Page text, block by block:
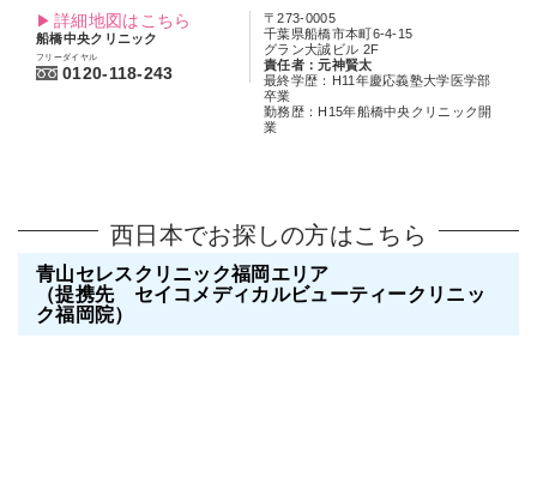
詳細地図はこちら
船橋中央クリニック
フリーダイヤル
0120-118-243
〒273-0005
千葉県船橋市本町6-4-15
グラン大誠ビル 2F
責任者：元神賢太
最終学歴：H11年慶応義塾大学医学部
卒業
勤務歴：H15年船橋中央クリニック開
業
西日本でお探しの方はこちら
青山セレスクリニック福岡エリア
（提携先 セイコメディカルビューティークリニッ
ク福岡院）